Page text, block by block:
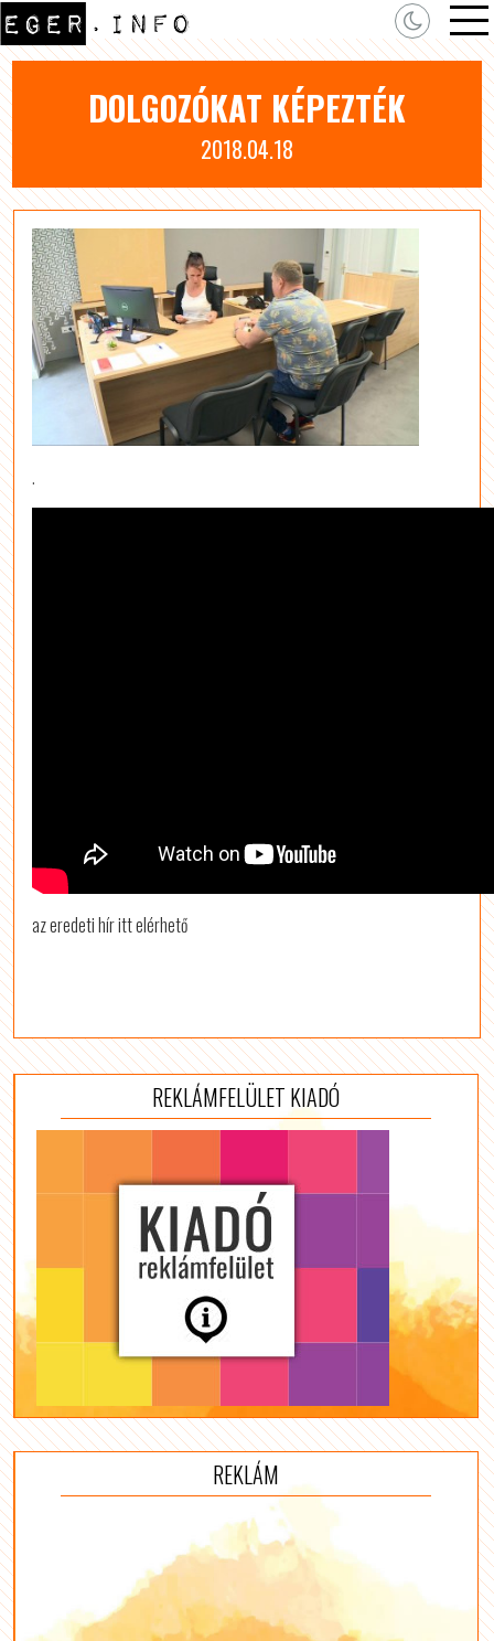
DOLGOZÓKAT KÉPEZTÉK
2018.04.18
.
az eredeti hír itt elérhető
REKLÁMFELÜLET KIADÓ
REKLÁM